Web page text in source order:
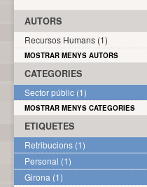
AUTORS
Recursos Humans (1)
MOSTRAR MENYS AUTORS
CATEGORIES
Sector públic (1)
MOSTRAR MENYS CATEGORIES
ETIQUETES
Retribucions (1)
Personal (1)
Girona (1)